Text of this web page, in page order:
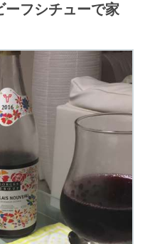
ーフシチューで家